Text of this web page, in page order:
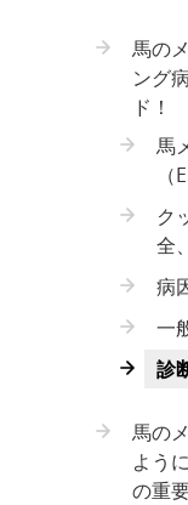
馬の
ング
ド！
馬
（
ク
全
病
一
診
馬の
よう
の重